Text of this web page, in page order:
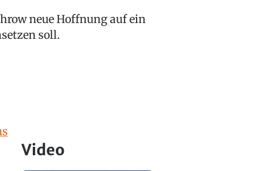
neue Hoffnung auf ein
soll.
Video